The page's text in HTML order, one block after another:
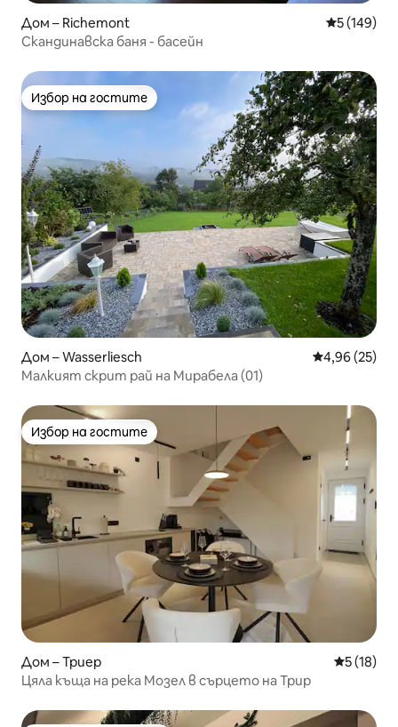
Дом – Richemont Средна
5 (149)
Скандинавска баня - басейн
Избор на гостите
Избор на гостите
Дом – Wasserliesch Средна
4,96 (25)
Малкият скрит рай на Мирабела (01)
Избор на гостите
Избор на гостите
Дом – Триер Средна
5 (18)
Цяла къща на река Мозел в сърцето на Трир